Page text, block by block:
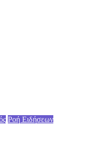
Ροή Ειδήσεων